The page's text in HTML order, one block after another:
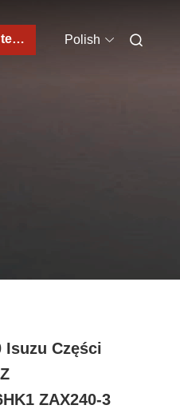
Rozmawiaj teraz. Polish
Isuzu Części
ZAX240-3